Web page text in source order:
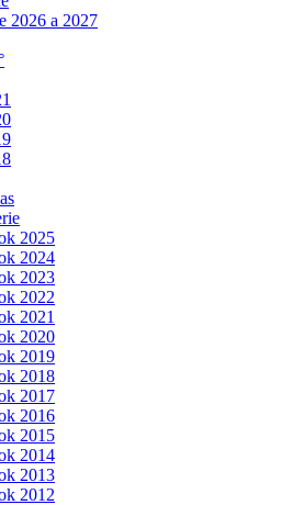
2026 a 2027
2025
2024
2023
2022
2021
2020
2019
2018
2017
2016
2015
2014
2013
2012